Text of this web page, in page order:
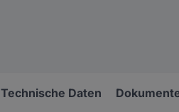
Technische Daten